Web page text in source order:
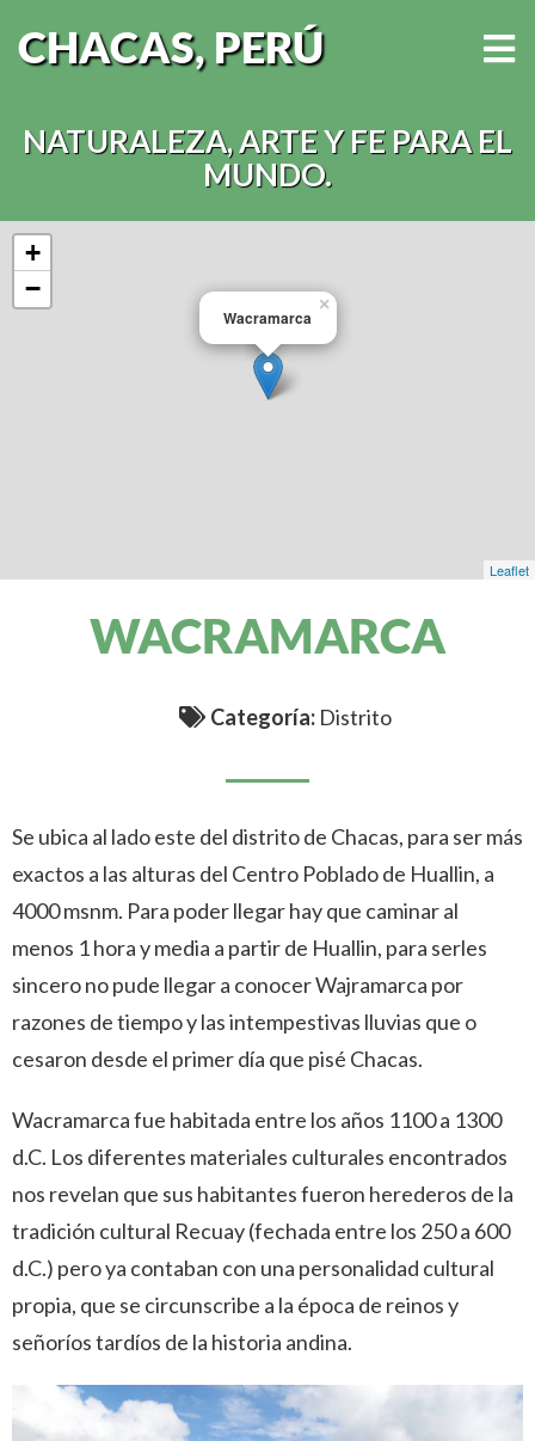
CHACAS, PERÚ
NATURALEZA, ARTE Y FE PARA EL
MUNDO.
Wacramarca
×
+
−
Leaflet
WACRAMARCA
Categoría: Distrito
Se ubica al lado este del distrito de Chacas, para ser más
exactos a las alturas del Centro Poblado de Huallin, a
4000 msnm. Para poder llegar hay que caminar al
menos 1 hora y media a partir de Huallin, para serles
sincero no pude llegar a conocer Wajramarca por
razones de tiempo y las intempestivas lluvias que o
cesaron desde el primer día que pisé Chacas.
Wacramarca fue habitada entre los años 1100 a 1300
d.C. Los diferentes materiales culturales encontrados
nos revelan que sus habitantes fueron herederos de la
tradición cultural Recuay (fechada entre los 250 a 600
d.C.) pero ya contaban con una personalidad cultural
propia, que se circunscribe a la época de reinos y
señoríos tardíos de la historia andina.